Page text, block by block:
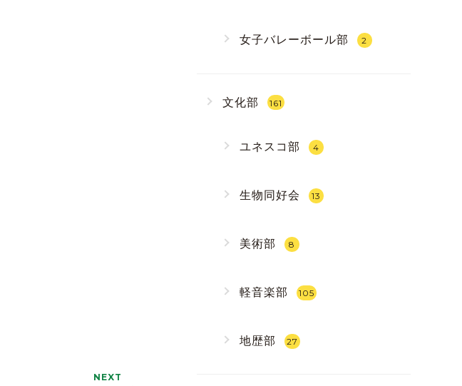
NEXT
女子バレーボール部 2
文化部 161
ユネスコ部 4
生物同好会 13
美術部 8
軽音楽部 105
地歴部 27